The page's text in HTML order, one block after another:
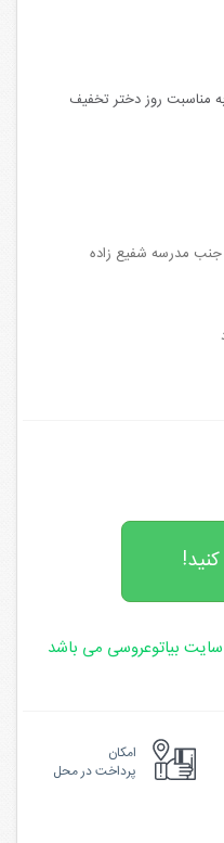
مناسبت روز دختر تخفیف
بیاتوعروسی می باشد
امکان
پرداخت در محل